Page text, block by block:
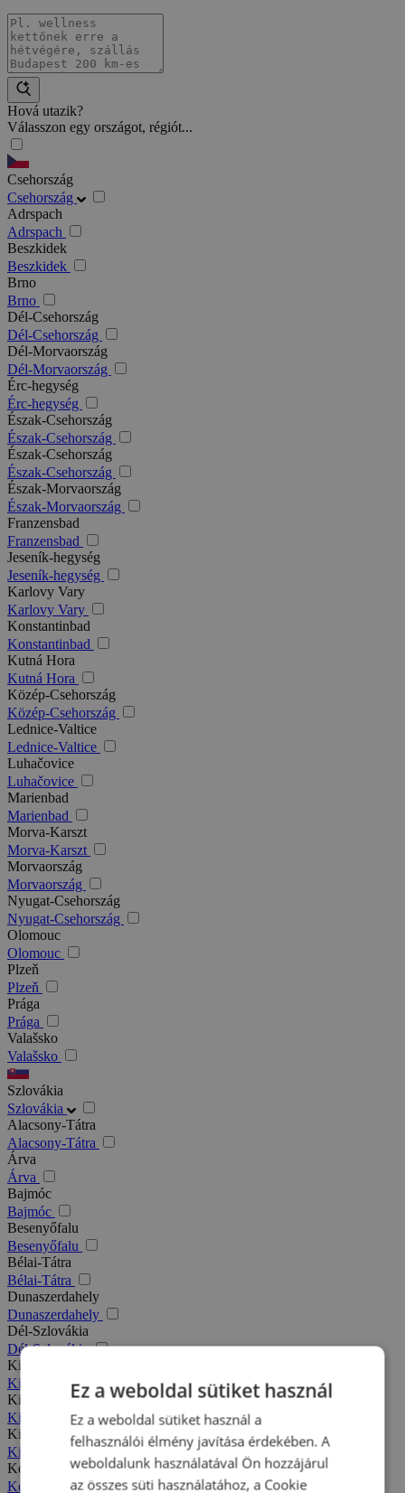
Hová utazik?
Válasszon egy országot, régiót...
Csehország
Csehország
Adrspach
Adrspach
Beszkidek
Beszkidek
Brno
Brno
Dél-Csehország
Dél-Csehország
Dél-Morvaország
Dél-Morvaország
Érc-hegység
Érc-hegység
Észak-Csehország
Észak-Csehország
Észak-Csehország
Észak-Csehország
Észak-Morvaország
Észak-Morvaország
Franzensbad
Franzensbad
Jeseník-hegység
Jeseník-hegység
Karlovy Vary
Karlovy Vary
Konstantinbad
Konstantinbad
Kutná Hora
Kutná Hora
Közép-Csehország
Közép-Csehország
Lednice-Valtice
Lednice-Valtice
Luhačovice
Luhačovice
Marienbad
Marienbad
Morva-Karszt
Morva-Karszt
Morvaország
Morvaország
Nyugat-Csehország
Nyugat-Csehország
Olomouc
Olomouc
Plzeň
Plzeň
Prága
Prága
Valašsko
Valašsko
Szlovákia
Szlovákia
Alacsony-Tátra
Alacsony-Tátra
Árva
Árva
Bajmóc
Bajmóc
Besenyőfalu
Besenyőfalu
Bélai-Tátra
Bélai-Tátra
Dunaszerdahely
Dunaszerdahely
Dél-Szlovákia
Dél-Szlovákia
Kis-Fátra
Kis-Fátra
Kisbélic
Kisbélic
Kiszucai-Beszkidek
Kiszucai-Beszkidek
Komárno
Komárno
Ez a weboldal sütiket használ
Ez a weboldal sütiket használ a
felhasználói élmény javítása érdekében. A
weboldalunk használatával Ön hozzájárul
az összes süti használatához, a Cookie